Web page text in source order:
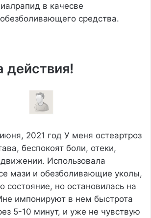
в качесве
средства.
действия!
2021 год У меня остеартроз
беспокоят боли, отеки,
Использовала
мази и обезболивающие уколы,
состояние, но остановилась на
импонируют в нем быстрота
5-10 минут, и уже не чувствую